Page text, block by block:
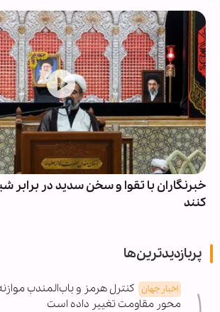
خبرنگاران با تقوا و سخن سدید در برابر
کنند
پربازدیدترین‌ها
اخبار جهان کنترل هرمز و باب‌المندب
محور مقاومت تغییر داده است